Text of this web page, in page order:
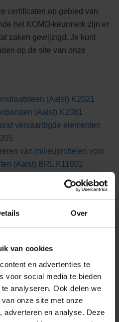
Over
van cookies
en advertenties te
voor social media te bieden
analyseren. Ook delen we
onze site met onze
adverteren en analyse. Deze
certificaten op gebied van
het KOMO-keurmerk zijn er
zaken gewijzigd. Je kunt
op de site van onze
(Aalst) K2021
(Aalst) K2081
vervaardigde elementen
van milieuprofielen voor
(Aalst) BRL K11002
(Kampen) K2304
vervaardigde elementen